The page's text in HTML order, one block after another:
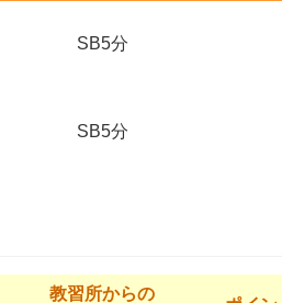
SB5分
SB5分
教習所からの